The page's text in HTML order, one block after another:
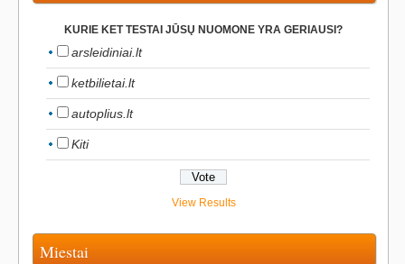
KURIE KET TESTAI JŪSŲ NUOMONE YRA GERIAUSI?
arsleidiniai.lt
ketbilietai.lt
autoplius.lt
Kiti
View Results
Miestai